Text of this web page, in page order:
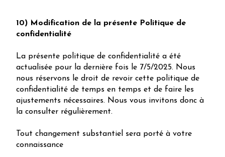
10) Modification de la présente Politique de
confidentialité
La présente politique de confidentialité a été
actualisée pour la dernière fois le 7/5/2025. Nous
nous réservons le droit de revoir cette politique de
confidentialité de temps en temps et de faire les
ajustements nécessaires. Nous vous invitons donc à
la consulter régulièrement.
Tout changement substantiel sera porté à votre
connaissance